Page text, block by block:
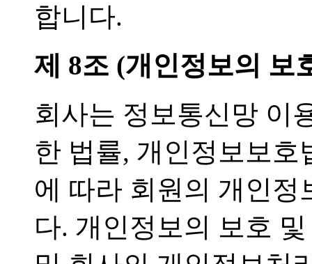
합니다.
제 8조 (개인정보의 보
회사는 정보통신망 이
한 법률, 개인정보보
에 따라 회원의 개인
다. 개인정보의 보호